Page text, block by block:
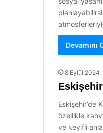
Devamını
8 Eylül 2024
Eskişehir’de
özellikle
ve keyifli